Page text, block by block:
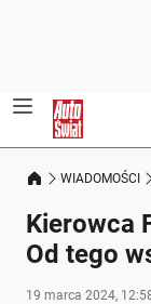
WIADOMOŚCI
Kierowca
Od tego
19 marca 2024,